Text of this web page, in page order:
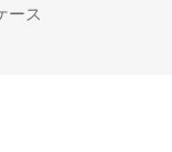
ース